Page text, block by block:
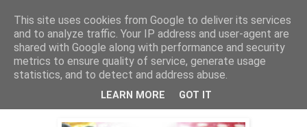
Bagerskan
onsdag 9 juni 2010
This site uses cookies from Google to deliver its services
and to analyze traffic. Your IP address and user-agent are
shared with Google along with performance and security
metrics to ensure quality of service, generate usage
statistics, and to detect and address abuse.
LEARN MORE GOT IT